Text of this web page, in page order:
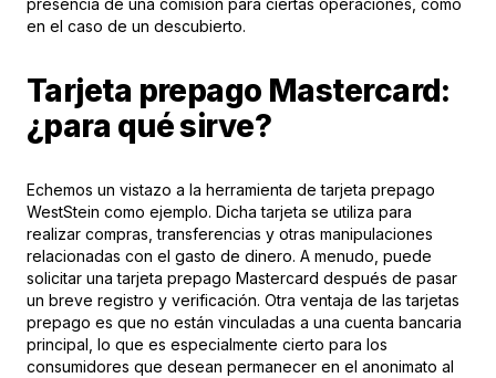
presencia de una comisión para ciertas operaciones, como
en el caso de un descubierto.
Tarjeta prepago Mastercard:
¿para qué sirve?
Echemos un vistazo a la herramienta detarjeta prepago
WestStein como ejemplo. Dicha tarjeta se utiliza para
realizar compras, transferencias y otras manipulaciones
relacionadas con el gasto de dinero. A menudo, puede
solicitar una tarjeta prepago Mastercard después de pasar
un breve registro y verificación. Otra ventaja de las tarjetas
prepago es que no están vinculadas a una cuenta bancaria
principal, lo que es especialmente cierto para los
consumidores que desean permanecer en el anonimato al